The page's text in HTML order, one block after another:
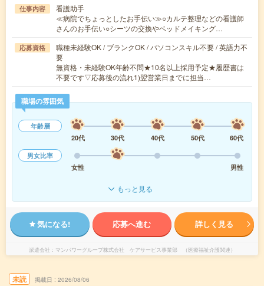
仕事内容
看護助手
≪病院でちょっとしたお手伝い≫○カルテ整理などの看護師
さんのお手伝い○シーツの交換やベッドメイキング…
応募資格
職種未経験OK / ブランクOK / パソコンスキル不要 / 英語力不
要
無資格・未経験OK年齢不問★10名以上採用予定★履歴書は
不要です▽応募後の流れ1)翌営業日までに担当…
職場の雰囲気
年齢層
20代
30代 40代 50代
60代
男女比率
女性
男性
もっと見る
気になる! 応募へ進む 詳しく見る
派遣会社 マンパワーグループ株式会社 ケアサービス事業部 （医療福祉介護関連）
未読 掲載日 2026/08/06